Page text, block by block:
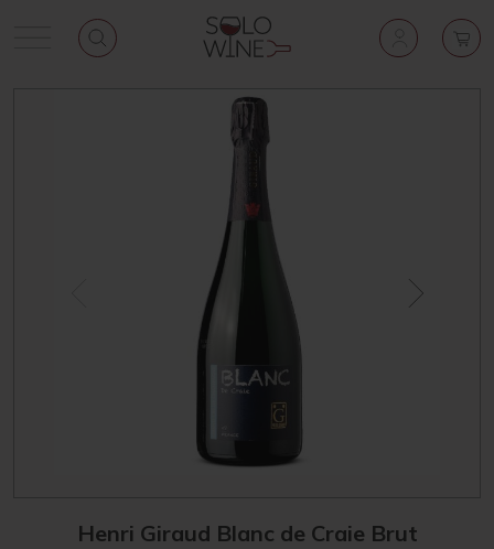
Henri Giraud Blanc de Craie Brut